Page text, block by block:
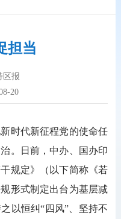
担当
区报
20
时代新征程党的使命任
。日前，中办、国办印
规定》（以下简称《若
形式制定出台为基层减
以恒纠“四风”、坚持不